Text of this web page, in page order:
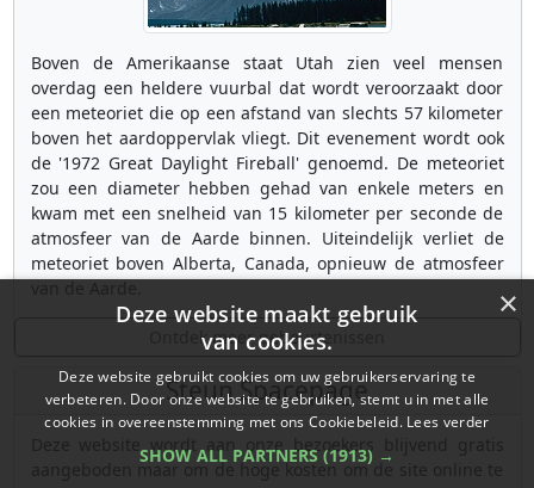
Boven de Amerikaanse staat Utah zien veel mensen
overdag een heldere vuurbal dat wordt veroorzaakt door
een meteoriet die op een afstand van slechts 57 kilometer
boven het aardoppervlak vliegt. Dit evenement wordt ook
de '1972 Great Daylight Fireball' genoemd. De meteoriet
zou een diameter hebben gehad van enkele meters en
kwam met een snelheid van 15 kilometer per seconde de
atmosfeer van de Aarde binnen. Uiteindelijk verliet de
meteoriet boven Alberta, Canada, opnieuw de atmosfeer
Ontdek meer gebeurtenissen
Steun Spacepage
Deze website wordt aan onze bezoekers blijvend gratis
aangeboden maar om de hoge kosten om de site online te
×
Deze website maakt gebruik
van cookies.
Deze website gebruikt cookies om uw gebruikerservaring te
verbeteren. Door onze website te gebruiken, stemt u in met alle
cookies in overeenstemming met ons Cookiebeleid. Lees verder
SHOW ALL PARTNERS (1913) →